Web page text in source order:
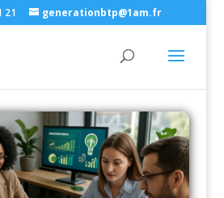
21 generationbtp@1am.fr